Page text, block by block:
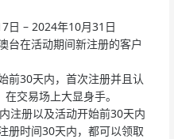
日 – 2024年10月31日
台在活动期间新注册的客户
前30天内，首次注册并且认
交易场上大显身手。
注册以及活动开始前30天内
册时间30天内，都可以领取